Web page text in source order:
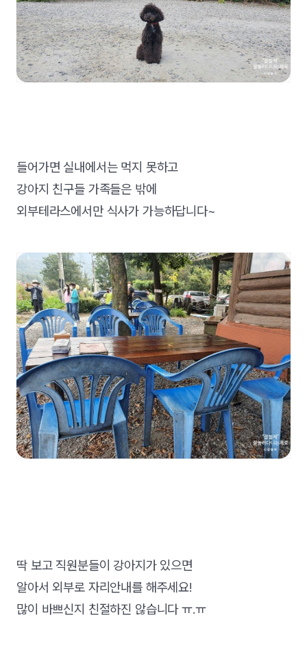
들어가면 실내에서는 먹지 못하고
강아지 친구들 가족들은 밖에
외부테라스에서만 식사가 가능하답니다~
딱 보고 직원분들이 강아지가 있으면
알아서 외부로 자리안내를 해주세요!
많이 바쁘신지 친절하진 않습니다 ㅠ.ㅠ